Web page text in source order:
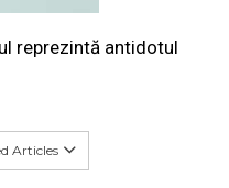
reprezintă antidotul
Articles